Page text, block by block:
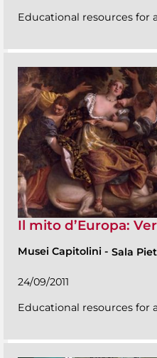
Educational resources for
Il mito d’Europa:
Musei Capitolini - Sala
24/09/2011
Educational resources for